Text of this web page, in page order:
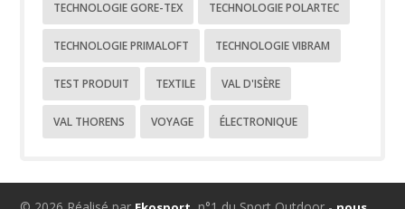
TECHNOLOGIE GORE-TEX TECHNOLOGIE POLARTEC
TECHNOLOGIE PRIMALOFT TECHNOLOGIE VIBRAM
TEST PRODUIT TEXTILE VAL D'ISÈRE
VAL THORENS VOYAGE ÉLECTRONIQUE